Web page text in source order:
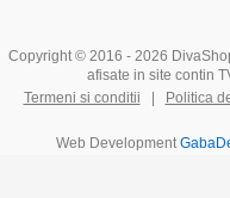
Copyright © 2016 - 2026
afisate in site contin
Termeni si conditii
Politica
Web Development